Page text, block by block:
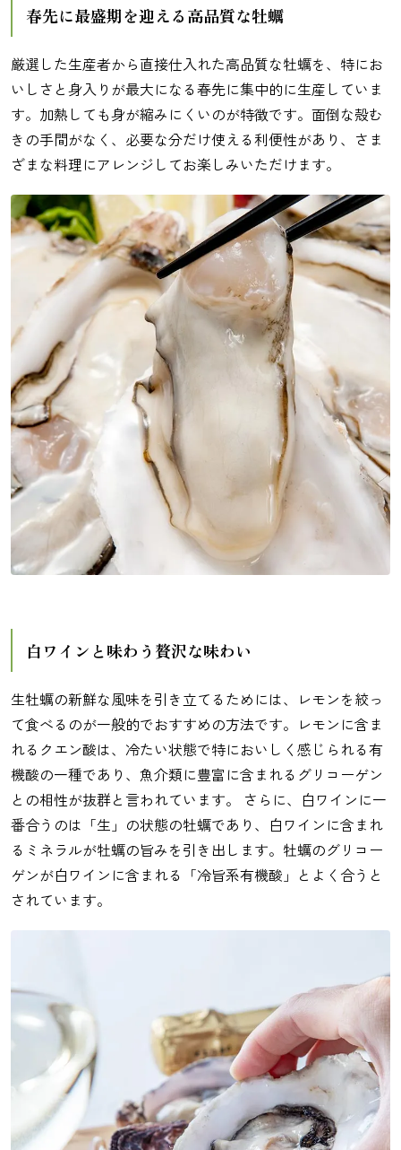
春先に最盛期を迎える高品質な牡蠣
厳選した生産者から直接仕入れた高品質な牡蠣を、特にお
いしさと身入りが最大になる春先に集中的に生産していま
す。加熱しても身が縮みにくいのが特徴です。面倒な殻む
きの手間がなく、必要な分だけ使える利便性があり、さま
ざまな料理にアレンジしてお楽しみいただけます。
白ワインと味わう贅沢な味わい
生牡蠣の新鮮な風味を引き立てるためには、レモンを絞っ
て食べるのが一般的でおすすめの方法です。レモンに含ま
れるクエン酸は、冷たい状態で特においしく感じられる有
機酸の一種であり、魚介類に豊富に含まれるグリコーゲン
との相性が抜群と言われています。 さらに、白ワインに一
番合うのは「生」の状態の牡蠣であり、白ワインに含まれ
るミネラルが牡蠣の旨みを引き出します。牡蠣のグリコー
ゲンが白ワインに含まれる「冷旨系有機酸」とよく合うと
されています。